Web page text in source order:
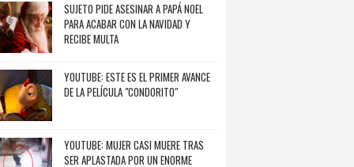
SUJETO PIDE ASESINAR A PAPÁ NOEL
PARA ACABAR CON LA NAVIDAD Y
RECIBE MULTA
YOUTUBE: ESTE ES EL PRIMER AVANCE
DE LA PELÍCULA "CONDORITO"
YOUTUBE: MUJER CASI MUERE TRAS
SER APLASTADA POR UN ENORME